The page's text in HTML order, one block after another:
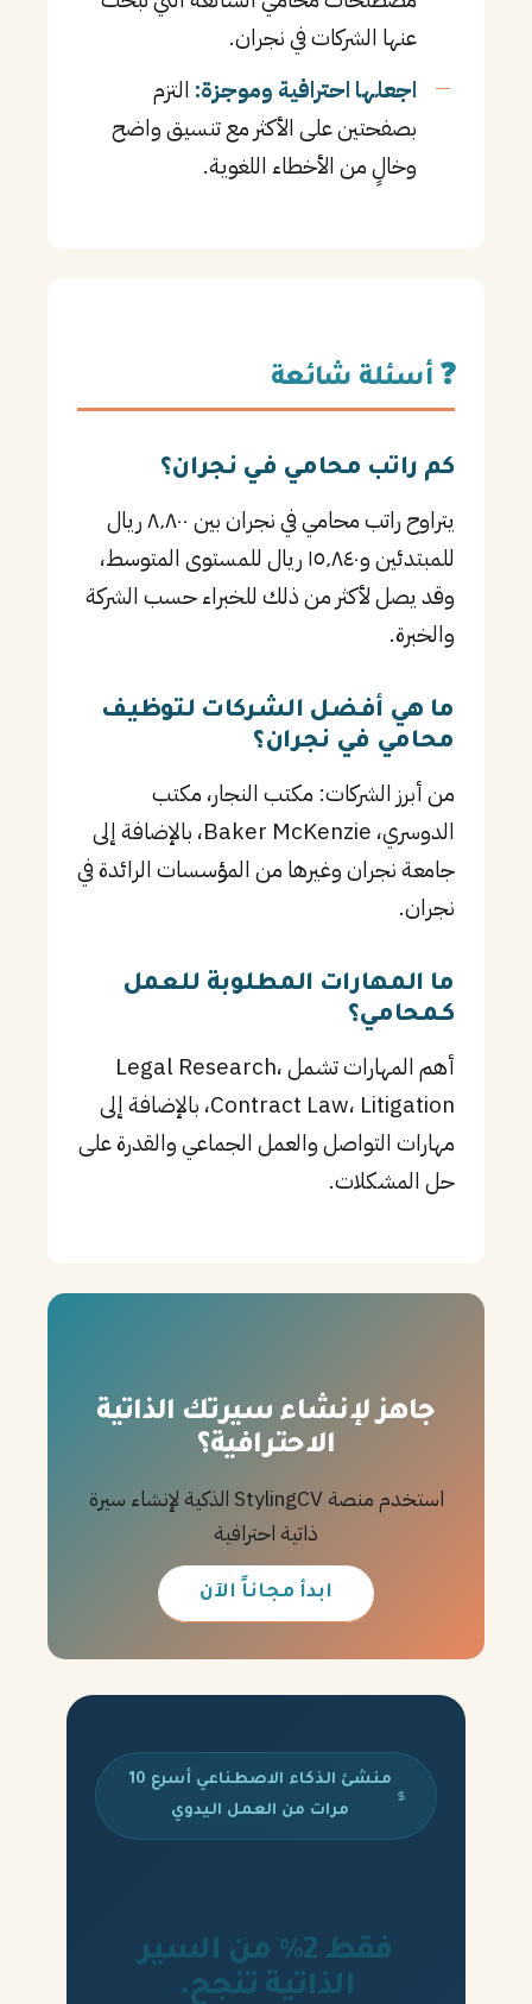
عنها الشركات في نجران.
اجعلها احترافية وموجزة: التزم
بصفحتين على الأكثر مع تنسيق واضح
وخالٍ من الأخطاء اللغوية.
❓ أسئلة شائعة
كم راتب محامي في نجران؟
يتراوح راتب محامي في نجران بين ٨٬٨٠٠ ريال
للمبتدئين و١٥٬٨٤٠ ريال للمستوى المتوسط،
وقد يصل لأكثر من ذلك للخبراء حسب الشركة
والخبرة.
ما هي أفضل الشركات لتوظيف
محامي في نجران؟
من أبرز الشركات: مكتب النجار، مكتب
الدوسري، Baker McKenzie، بالإضافة إلى
جامعة نجران وغيرها من المؤسسات الرائدة في
نجران.
ما المهارات المطلوبة للعمل
كـمحامي؟
أهم المهارات تشمل Legal Research،
Contract Law، Litigation، بالإضافة إلى
مهارات التواصل والعمل الجماعي والقدرة على
حل المشكلات.
جاهز لإنشاء سيرتك الذاتية
الاحترافية؟
استخدم منصة StylingCV الذكية لإنشاء سيرة
ذاتية احترافية
ابدأ مجاناً الآن
منشئ الذكاء الاصطناعي أسرع 10
مرات من العمل اليدوي
فقط 2% من السير
الذاتية تنجح.